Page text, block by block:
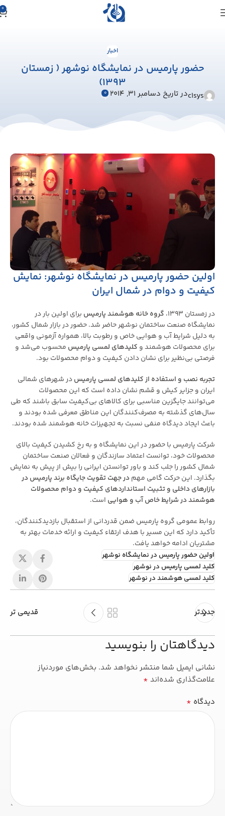
0
اخبار
حضور پارمیس در نمایشگاه نوشهر ( زمستان
1393)
c1sysدر تاریخ دسامبر 31, 2014 0
اولین حضور پارمیس در نمایشگاه نوشهر: نمایش
کیفیت و دوام در شمال ایران
در زمستان ۱۳۹۳، گروه خانه هوشمند پارمیس برای اولین بار در
نمایشگاه صنعت ساختمان نوشهر حاضر شد. حضور در بازار شمال کشور،
به دلیل شرایط آب و هوایی خاص و رطوبت بالا، همواره آزمونی واقعی
برای محصولات هوشمند و کلیدهای لمسی پارمیس محسوب می‌شد و
فرصتی بی‌نظیر برای نشان دادن کیفیت و دوام محصولات بود.
تجربه نصب و استفاده از کلیدهای لمسی پارمیسدر شهرهای شمالی
ایران و جزایر کیش و قشم نشان داده است که این محصولات
می‌توانند جایگزین مناسبی برای کالاهای بی‌کیفیت سابق باشند که طی
سال‌های گذشته به مصرف‌کنندگان این مناطق معرفی شده بودند و
باعث ایجاد دیدگاه منفی نسبت به تجهیزات خانه هوشمند شده بودند.
شرکت پارمیس با حضور در این نمایشگاه و به رخ کشیدن کیفیت بالای
محصولات خود، توانست اعتماد سازندگان و فعالان صنعت ساختمان
شمال کشور را جلب کند و باور توانستن ایرانی را بیش از پیش به نمایش
بگذارد. این حرکت گامی مهم در جهت تقویت جایگاه برند پارمیس در
بازارهای داخلی و تثبیت استانداردهای کیفیت و دوام محصولات
هوشمند در شرایط خاص آب و هوایی است.
روابط عمومی گروه پارمیس ضمن قدردانی از استقبال بازدیدکنندگان،
تأکید دارد که این مسیر با هدف ارتقاء کیفیت و ارائه خدمات بهتر به
مشتریان ادامه خواهد یافت.
اولین حضور پارمیس در نمایشگاه نوشهر
کلید لمسی پارمیس در نوشهر
کلید لمسی هوشمند در نوشهر
جدیدتر قدیمی تر
دیدگاهتان را بنویسید
نشانی ایمیل شما منتشر نخواهد شد. بخش‌های موردنیاز
علامت‌گذاری شده‌اند *
دیدگاه *